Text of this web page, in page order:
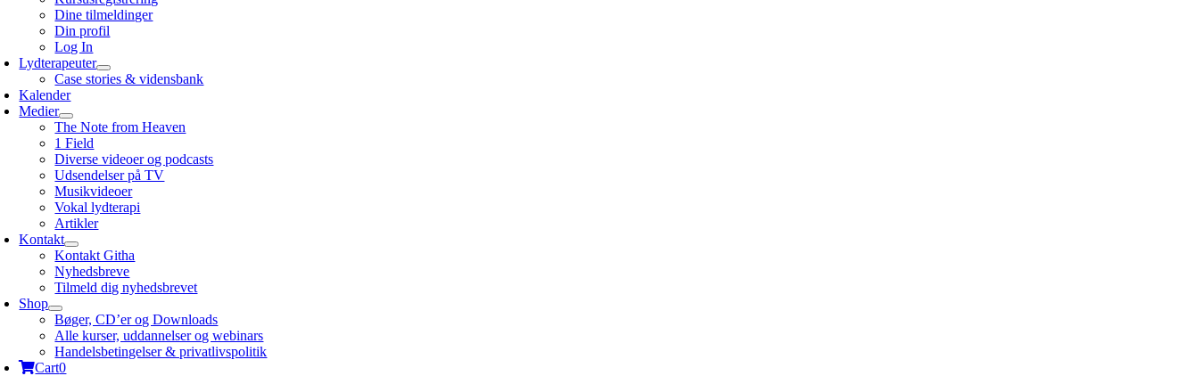
Dine tilmeldinger
Din profil
Log In
Lydterapeuter
Case stories & vidensbank
Kalender
Medier
The Note from Heaven
1 Field
Diverse videoer og podcasts
Udsendelser på TV
Musikvideoer
Vokal lydterapi
Artikler
Kontakt
Kontakt Githa
Nyhedsbreve
Tilmeld dig nyhedsbrevet
Shop
Bøger, CD’er og Downloads
Alle kurser, uddannelser og webinars
Handelsbetingelser & privatlivspolitik
Cart0